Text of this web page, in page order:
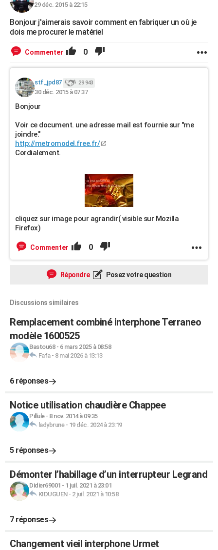
S'inscrire
Se connecter
Lycées
Collèges
Primaires
Universités
Entreprises
Service militaire
Avis de recherche
AVIS DE DÉCÈS
FORUM
29 déc. 2015 à 22:15
Bonjour j'aimerais savoir comment en fabriquer un où je
dois me procurer le matériel
Commenter 0
stf_jpd87 29 943
30 déc. 2015 à 07:37
Bonjour
Voir ce document. une adresse mail est fournie sur "me
joindre."
http://metromodel.free.fr/
Cordialement.
cliquez sur image pour agrandir( visible sur Mozilla
Firefox)
Commenter 0
Répondre Posez votre question
Discussions similaires
Remplacement combiné interphone Terraneo
modèle 1600525
Bastou68- 6 mars 2025 à 08:58
Fafa- 8 mai 2026 à 13:13
6 réponses
Notice utilisation chaudière Chappee
Pillule- 8 nov. 2014 à 09:35
ladybrune- 19 déc. 2024 à 23:19
5 réponses
Démonter l’habillage d’un interrupteur Legrand
Didier69001 - 1 juil. 2021 à 23:01
KIDUGUEN- 2 juil. 2021 à 10:58
7 réponses
Changement vieil interphone Urmet